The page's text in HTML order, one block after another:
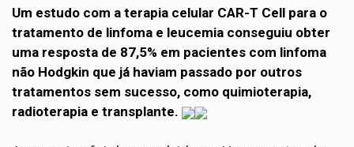
Um estudo com a terapia celular CAR-T Cell para o
tratamento de linfoma e leucemia conseguiu obter
uma resposta de 87,5% em pacientes com linfoma
não Hodgkin que já haviam passado por outros
tratamentos sem sucesso, como quimioterapia,
radioterapia e transplante.